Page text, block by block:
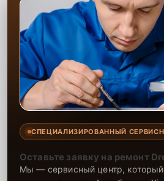
СПЕЦИАЛИЗИРОВАННЫЙ
Оставьте заявку на ремонт
Мы — сервисный центр, который